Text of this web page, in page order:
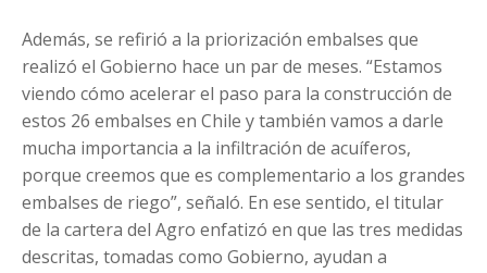
Además, se refirió a la priorización embalses que
realizó el Gobierno hace un par de meses. “Estamos
viendo cómo acelerar el paso para la construcción de
estos 26 embalses en Chile y también vamos a darle
mucha importancia a la infiltración de acuíferos,
porque creemos que es complementario a los grandes
embalses de riego”, señaló. En ese sentido, el titular
de la cartera del Agro enfatizó en que las tres medidas
descritas, tomadas como Gobierno, ayudan a